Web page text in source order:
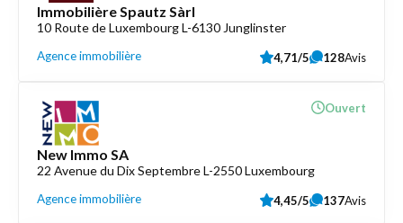
Immobilière Spautz Sàrl
10 Route de Luxembourg L-6130 Junglinster
Agence immobilière 4,71/5 128Avis
New Immo SA
22 Avenue du Dix Septembre L-2550 Luxembourg
Agence immobilière
Ouvert
4,45/5 137Avis